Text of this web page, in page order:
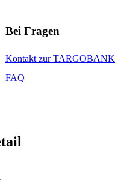
Bei Fragen
Kontakt zur TARGOBANK
FAQ